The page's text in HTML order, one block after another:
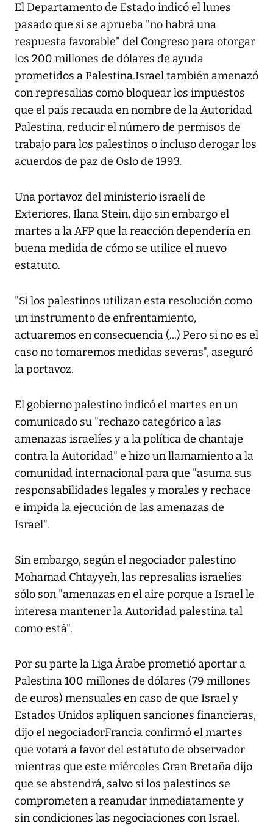
El Departamento de Estado indicó el lunes
pasado que si se aprueba "no habrá una
respuesta favorable" del Congreso para otorgar
los 200 millones de dólares de ayuda
prometidos a Palestina.Israel también amenazó
con represalias como bloquear los impuestos
que el país recauda en nombre de la Autoridad
Palestina, reducir el número de permisos de
trabajo para los palestinos o incluso derogar los
acuerdos de paz de Oslo de 1993.
Una portavoz del ministerio israelí de
Exteriores, Ilana Stein, dijo sin embargo el
martes a la AFP que la reacción dependería en
buena medida de cómo se utilice el nuevo
estatuto.
"Si los palestinos utilizan esta resolución como
un instrumento de enfrentamiento,
actuaremos en consecuencia (...) Pero si no es el
caso no tomaremos medidas severas", aseguró
la portavoz.
El gobierno palestino indicó el martes en un
comunicado su "rechazo categórico a las
amenazas israelíes y a la política de chantaje
contra la Autoridad" e hizo un llamamiento a la
comunidad internacional para que "asuma sus
responsabilidades legales y morales y rechace
e impida la ejecución de las amenazas de
Israel".
Sin embargo, según el negociador palestino
Mohamad Chtayyeh, las represalias israelíes
sólo son "amenazas en el aire porque a Israel le
interesa mantener la Autoridad palestina tal
como está".
Por su parte la Liga Árabe prometió aportar a
Palestina 100 millones de dólares (79 millones
de euros) mensuales en caso de que Israel y
Estados Unidos apliquen sanciones financieras,
dijo el negociadorFrancia confirmó el martes
que votará a favor del estatuto de observador
mientras que este miércoles Gran Bretaña dijo
que se abstendrá, salvo si los palestinos se
comprometen a reanudar inmediatamente y
sin condiciones las negociaciones con Israel.